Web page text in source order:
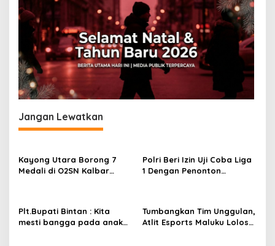
Jangan Lewatkan
Kayong Utara Borong 7
Medali di O2SN Kalbar
Polri Beri Izin Uji Coba Liga
1 Dengan Penonton
Plt.Bupati Bintan : Kita
mesti bangga pada anak
Tumbangkan Tim Unggulan,
Atlit Esports Maluku Lolos